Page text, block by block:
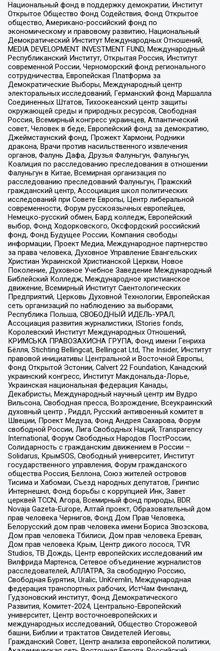
Национальный фонд в поддержку демократии, Институт
Открытое Общество Фонд Содействия, Фонд Открытое
общество, Американо-российский фонд по
экономическому и правовому развитию, Национальный
Демократический Институт Международных Отношений,
MEDIA DEVELOPMENT INVESTMENT FUND, Международный
Республиканский Институт, Открытая Россия, Институт
современной России, Черноморский фонд регионального
сотрудничества, Европейская Платформа за
Демократические Выборы, Международный центр
электоральных исследований, Германский фонд Маршалла
Соединенных Штатов, Тихоокеанский центр защиты
окружающей среды и природных ресурсов, Свободная
Россия, Всемирный конгресс украинцев, Атлантический
совет, Человек в беде, Европейский фонд за демократию,
Джеймстаунский фонд, Прожект Хармони, Родники
дракона, Врачи против насильственного извлечения
органов, Фалунь Дафа, Друзья Фалуньгун, Фалуньгун,
Коалиция по расследованию преследования в отношении
Фалуньгун в Китае, Всемирная организация по
расследованию преследований Фалуньгун, Пражский
гражданский центр, Ассоциация школ политических
исследований при Совете Европы, Центр либеральной
современности, Форум русскоязычных европейцев,
Немецко-русский обмен, Бард колледж, Европейский
выбор, Фонд Ходорковского, Оксфордский российский
фонд, Фонд Будущее России, Компания свободы
информации, Проект Медиа, Международное партнерство
за права человека, Духовное Управление Евангельских
Христиан Украинской Христианской Церкви, Новое
Поколение, Духовное Учебное Заведение Международный
Библейский Колледж, Международное христианское
движение, Всемирный Институт Саентологических
Предприятий, Церковь Духовной Технологии, Европейская
сеть организаций по наблюдению за выборами,
Республика Польша, СВОБОДНЫЙ ИДЕЛЬ-УРАЛ,
Ассоциация развития журналистики, IStories fonds,
Королевский Институт Международных Отношений,
КРИМСЬКА ПРАВОЗАХИСНА ГРУПА, Фонд имени Генриха
Бёлля, Stichting Bellingcat, Bellingcat Ltd, The Insider, Институт
правовой инициативы Центральной и Восточной Европы,
Фонд Открытой Эстонии, Calvert 22 Foundation, Канадский
украинский конгресс, Институт Макдональда-Лорье,
Украинская национальная федерация Канады,
Декабристы, Международный научный центр им Вудро
Вильсона, Свободная пресса, Возрождение, Всеукраинский
духовный центр , Риддл, Русский антивоенный комитет в
Швеции, Проект Медуза, Фонд Андрея Сахарова, Форум
свободной России, Лига Свободных Наций, Transparеncy
International, Форум Свободных Народов ПостРоссии,
Солидарность с гражданским движением в России –
Solidarus, КрымSOS, Свободный университет, Институт
государственного управления, Форум гражданского
общества Россия, Беллона, Союз жителей островов
Тисима и Хабомаи, Съезд народных депутатов, Гринпис
Интернешнл, Фонд борьбы с коррупцией Инк, Завет
церквей TCCN, Агора, Всемирный фонд природы, BDR
Novaja Gazeta-Europe, Алтай проект, Образовательный дом
прав человека Чернигов, Фонд Дом Прав Человека,
Белорусский дом прав человека имени Бориса Звозскова,
Дом прав человека Тбилиси, Дом прав человека Ереван,
Дом прав человека Крым, Центр дикого лосося, TVR
Studios, ТВ Дождь, Центр европейских исследований им
Вилфрида Мартенса, Сетевое объединение журналистов
расследователей, АЛЛАТРА, За свободную Россию,
Свободная Бурятия, Uralic, UnKremlin, Международная
федерация транспортных рабочих, ИстЧам Финланд,
Гудзоновский институт, Фонд Демократического
Развития, Комитет-2024, Центрально-Европейский
университет, Центр восточноевропейских и
международных исследований, Общество Сторожевой
башни, Библии и трактатов Свидетелей Иеговы,
Гражданский Совет, Центр анализа европейской политики,